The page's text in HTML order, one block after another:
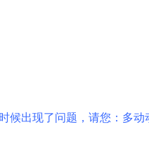
出现了问题，请您：多